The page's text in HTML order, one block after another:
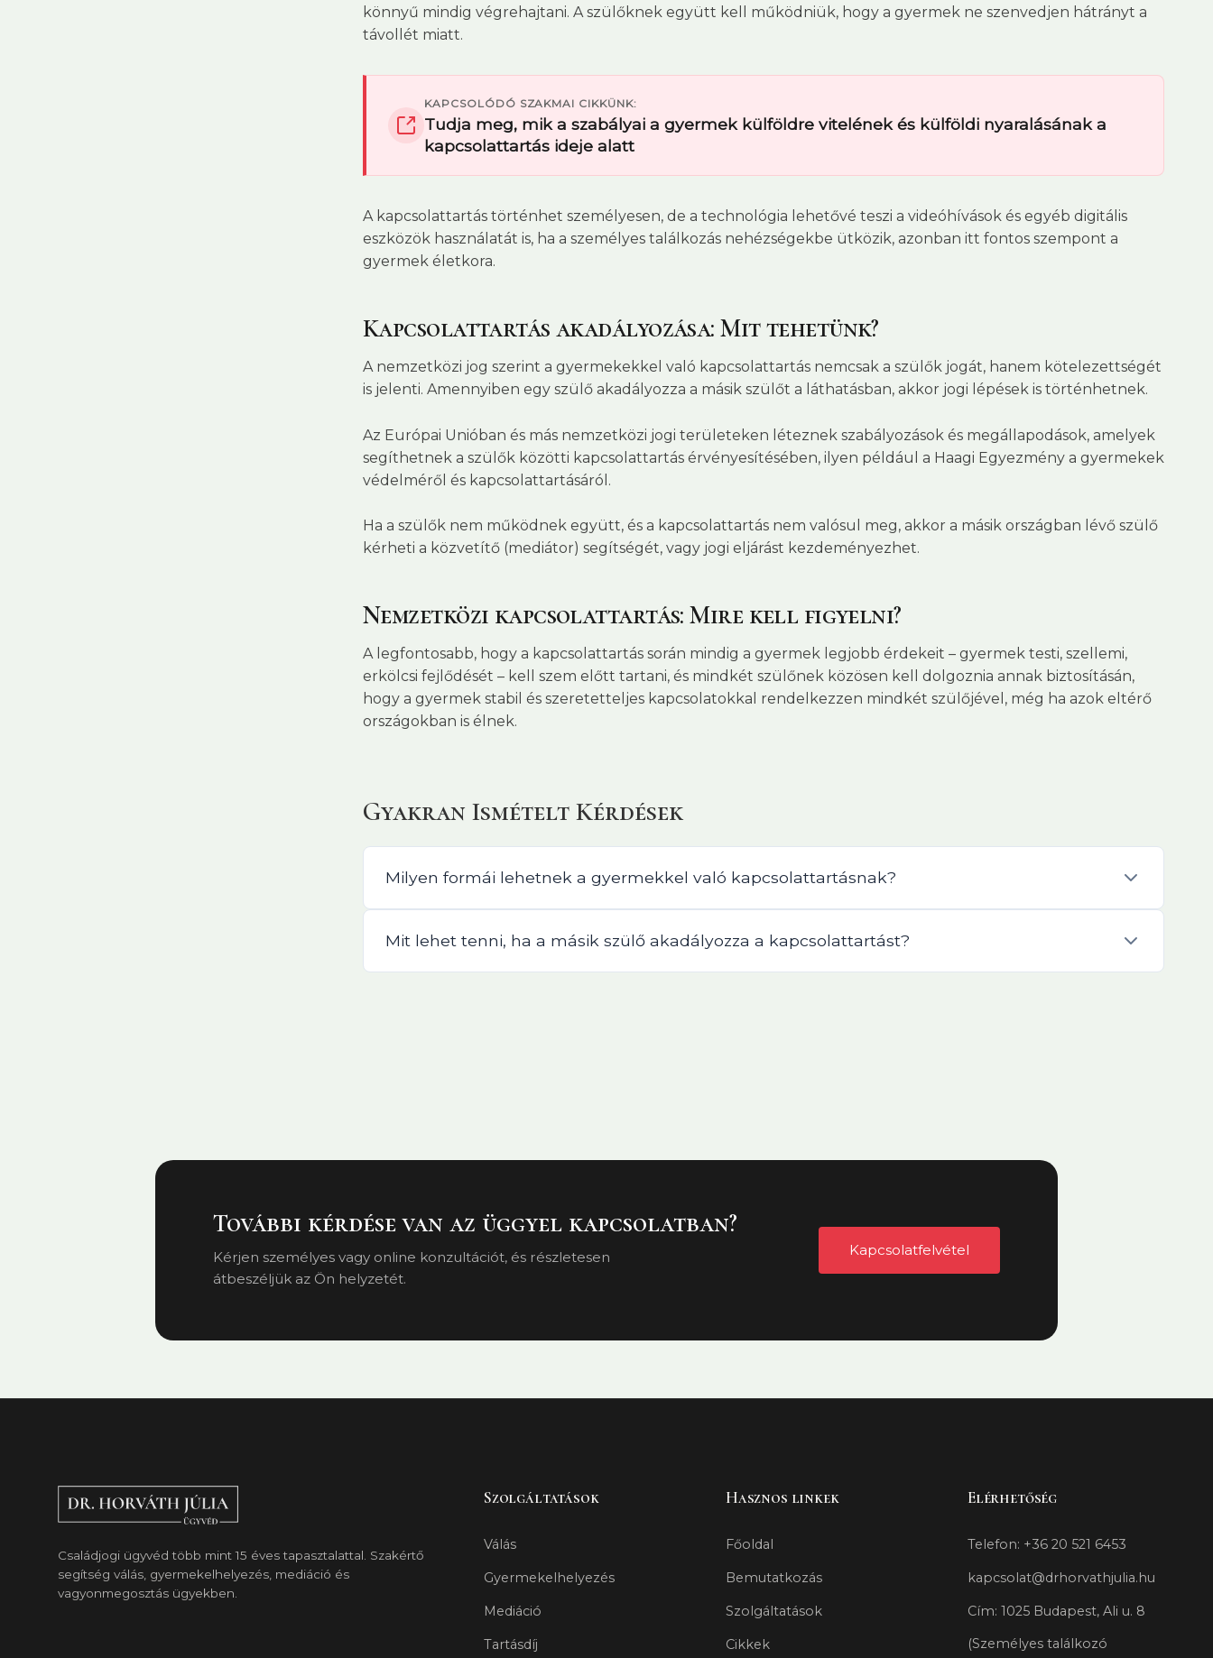
könnyű mindig végrehajtani. A szülőknek együtt kell működniük, hogy a gyermek ne szenvedjen hátrányt a
távollét miatt.
KAPCSOLÓDÓ SZAKMAI CIKKÜNK:
Tudja meg, mik a szabályai a gyermek külföldre vitelének és külföldi nyaralásának a
kapcsolattartás ideje alatt
A kapcsolattartás történhet személyesen, de a technológia lehetővé teszi a videóhívások és egyéb digitális
eszközök használatát is, ha a személyes találkozás nehézségekbe ütközik, azonban itt fontos szempont a
gyermek életkora.
Kapcsolattartás akadályozása: Mit tehetünk?
A nemzetközi jog szerint a gyermekekkel való kapcsolattartás nemcsak a szülők jogát, hanem kötelezettségét
is jelenti. Amennyiben egy szülő akadályozza a másik szülőt a láthatásban, akkor jogi lépések is történhetnek.
Az Európai Unióban és más nemzetközi jogi területeken léteznek szabályozások és megállapodások, amelyek
segíthetnek a szülők közötti kapcsolattartás érvényesítésében, ilyen például a Haagi Egyezmény a gyermekek
védelméről és kapcsolattartásáról.
Ha a szülők nem működnek együtt, és a kapcsolattartás nem valósul meg, akkor a másik országban lévő szülő
kérheti a közvetítő (mediátor) segítségét, vagy jogi eljárást kezdeményezhet.
Nemzetközi kapcsolattartás: Mire kell figyelni?
A legfontosabb, hogy a kapcsolattartás során mindig a gyermek legjobb érdekeit – gyermek testi, szellemi,
erkölcsi fejlődését – kell szem előtt tartani, és mindkét szülőnek közösen kell dolgoznia annak biztosításán,
hogy a gyermek stabil és szeretetteljes kapcsolatokkal rendelkezzen mindkét szülőjével, még ha azok eltérő
országokban is élnek.
Gyakran Ismételt Kérdések
Milyen formái lehetnek a gyermekkel való kapcsolattartásnak?
Mit lehet tenni, ha a másik szülő akadályozza a kapcsolattartást?
További kérdése van az üggyel kapcsolatban?
Kérjen személyes vagy online konzultációt, és részletesen
átbeszéljük az Ön helyzetét.
Kapcsolatfelvétel
Családjogi ügyvéd több mint 15 éves tapasztalattal. Szakértő
segítség válás, gyermekelhelyezés, mediáció és
vagyonmegosztás ügyekben.
Szolgáltatások
Válás
Gyermekelhelyezés
Mediáció
Tartásdíj
Hasznos linkek
Főoldal
Bemutatkozás
Szolgáltatások
Cikkek
Elérhetőség
Telefon: +36 20 521 6453
kapcsolat@drhorvathjulia.hu
Cím: 1025 Budapest, Ali u. 8
(Személyes találkozó